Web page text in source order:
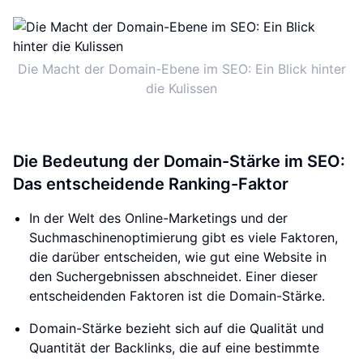
Die Macht der Domain-Ebene im SEO: Ein Blick hinter
die Kulissen
Die Bedeutung der Domain-Stärke im SEO:
Das entscheidende Ranking-Faktor
In der Welt des Online-Marketings und der
Suchmaschinenoptimierung gibt es viele Faktoren,
die darüber entscheiden, wie gut eine Website in
den Suchergebnissen abschneidet. Einer dieser
entscheidenden Faktoren ist die Domain-Stärke.
Domain-Stärke bezieht sich auf die Qualität und
Quantität der Backlinks, die auf eine bestimmte